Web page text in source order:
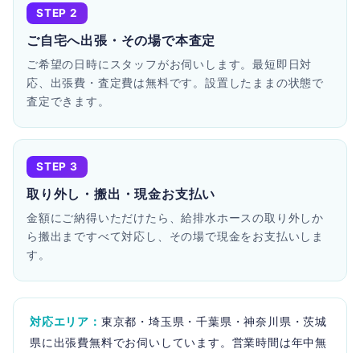
STEP 2
ご自宅へ出張・その場で本査定
ご希望の日時にスタッフがお伺いします。最短即日対
応、出張費・査定費は無料です。設置したままの状態で
査定できます。
STEP 3
取り外し・搬出・現金お支払い
金額にご納得いただけたら、給排水ホースの取り外しか
ら搬出まですべて対応し、その場で現金をお支払いしま
す。
対応エリア： 東京都・埼玉県・千葉県・神奈川県・茨城
県に出張費無料でお伺いしています。営業時間は年中無